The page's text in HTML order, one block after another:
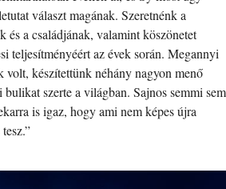
választ magának. Szeretnénk a
a családjának, valamint köszönetet
teljesítményéért az évek során. Megannyi
volt, készítettünk néhány nagyon menő
szerte a világban. Sajnos semmi sem
is igaz, hogy ami nem képes újra